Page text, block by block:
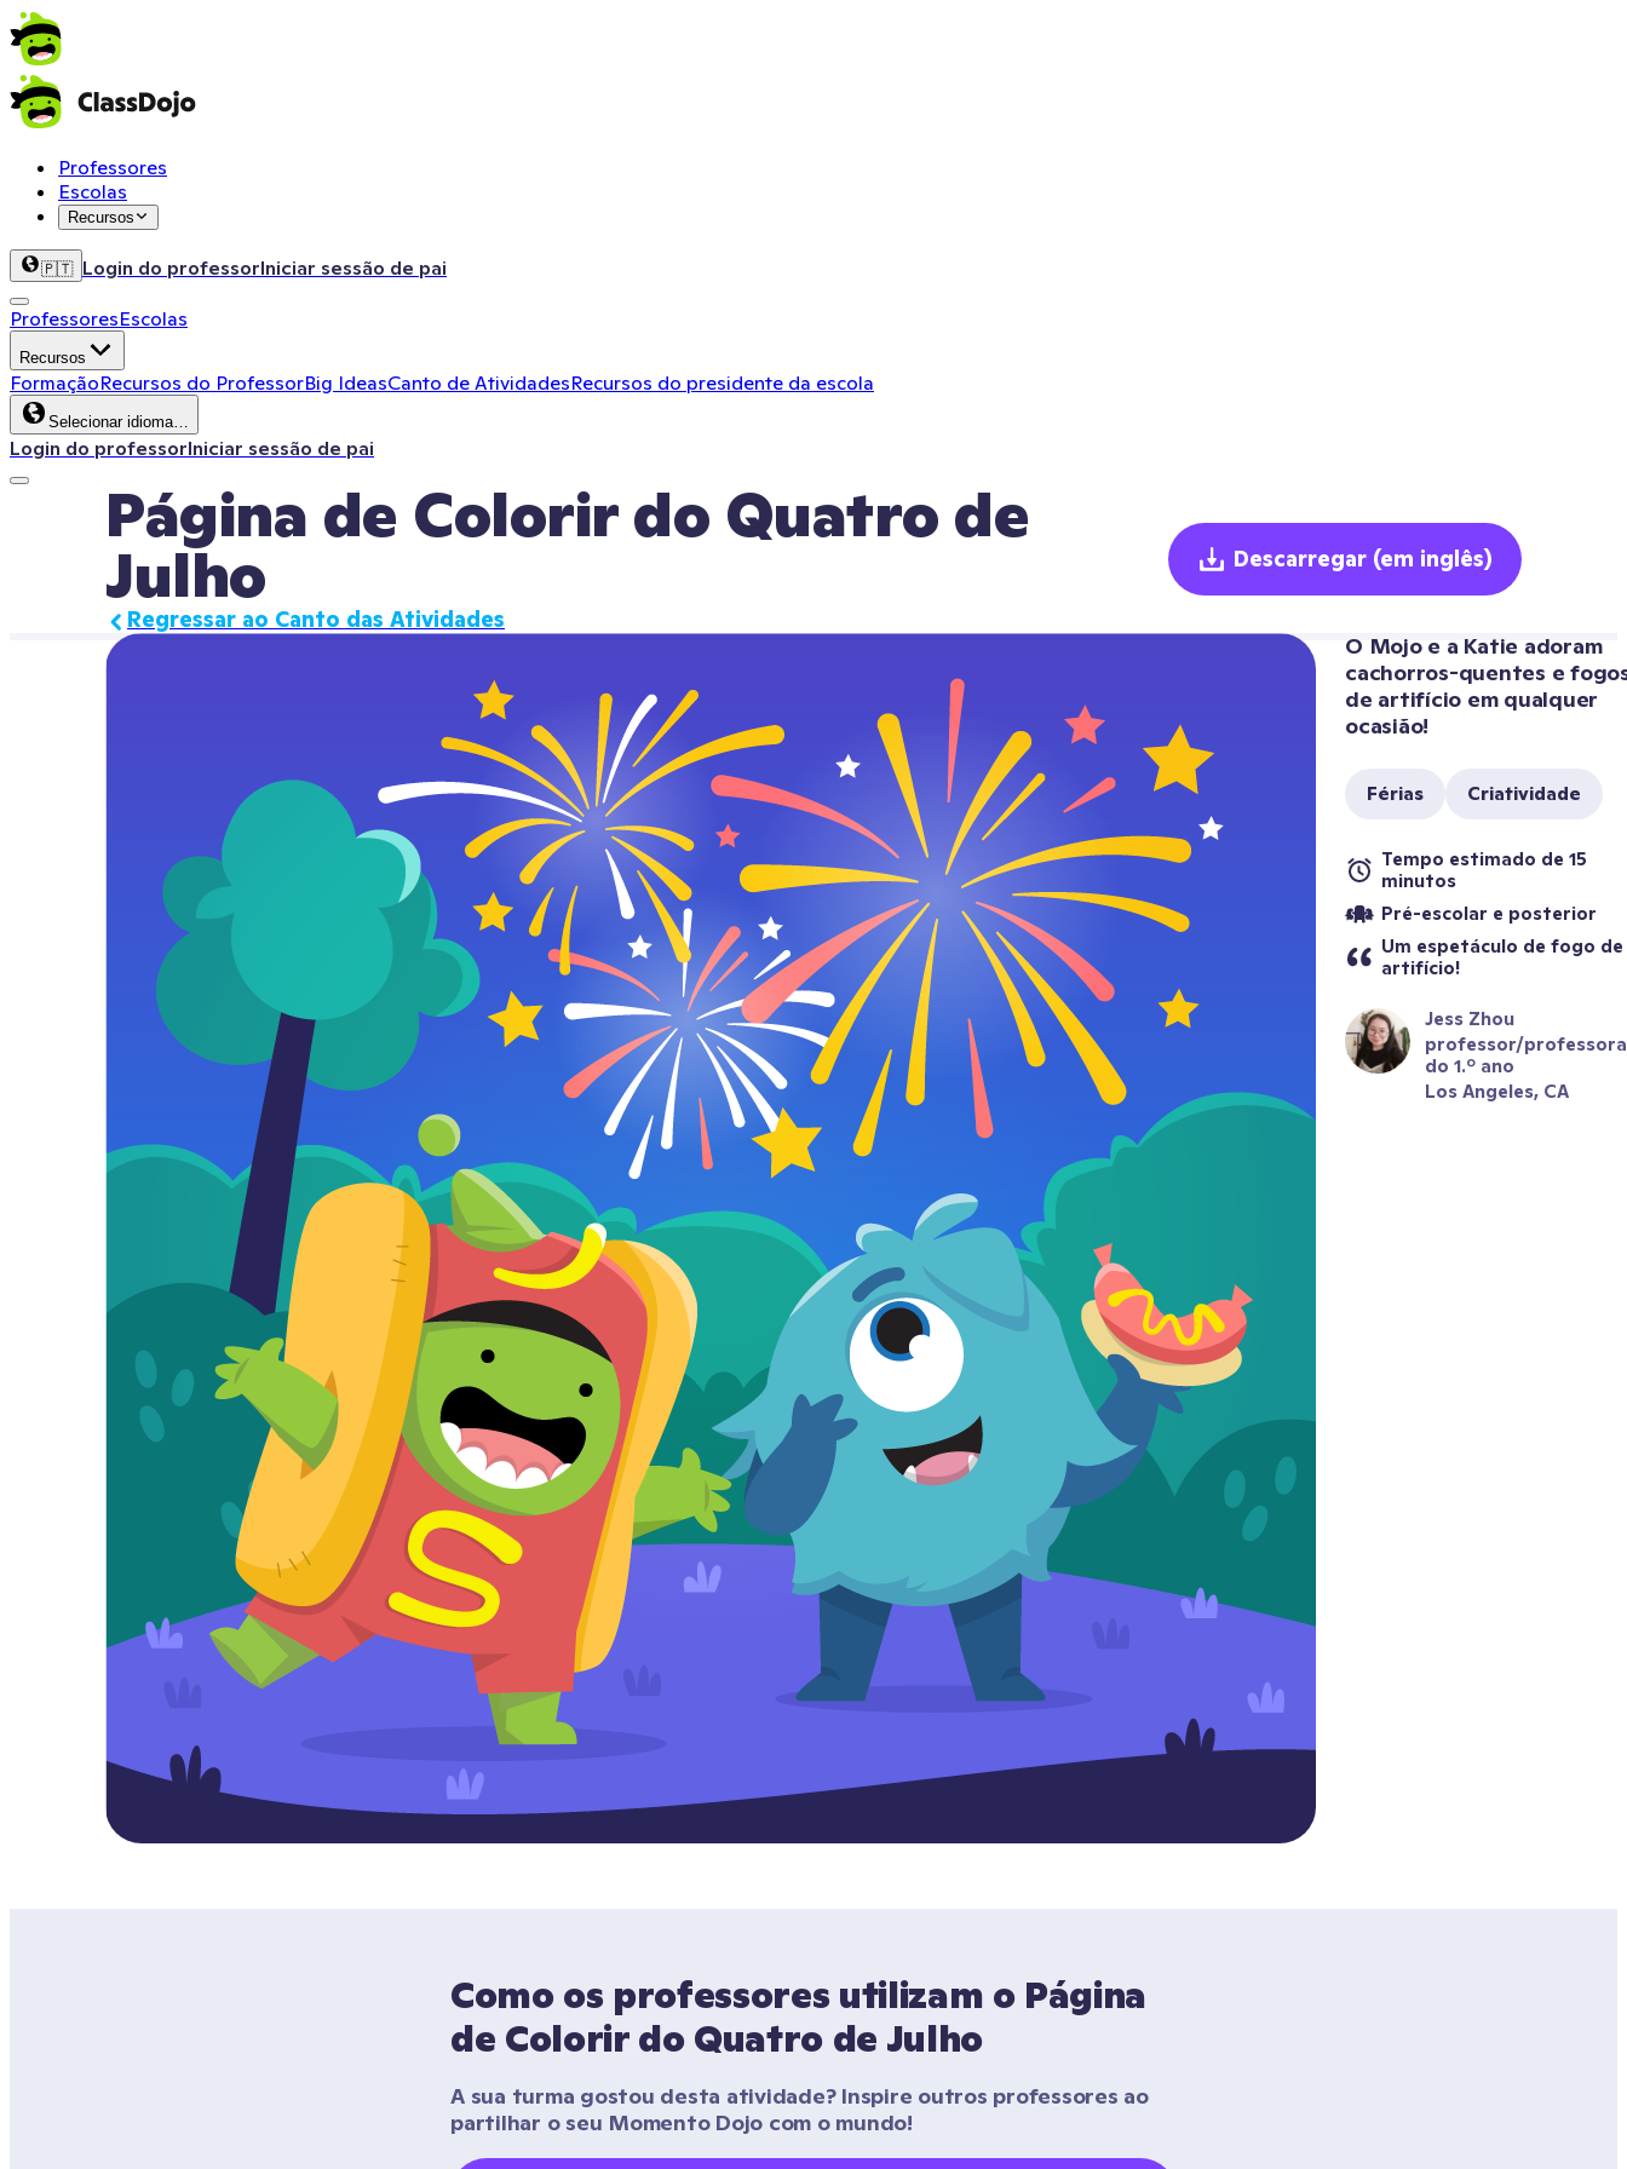
Professores
Escolas
Recursos
🇵🇹 Login do professorIniciar sessão de pai
ProfessoresEscolas
Recursos
FormaçãoRecursos do ProfessorBig IdeasCanto de AtividadesRecursos do presidente da escola
Selecionar idioma…
Login do professorIniciar sessão de pai
Página de Colorir do Quatro de
Julho
Regressar ao Canto das Atividades
Descarregar (em inglês)
O Mojo e a Katie adoram
cachorros-quentes e
de artifício em qualquer
ocasião!
Férias Criatividade
Tempo estimado de 15
minutos
Pré-escolar e posterior
Um espetáculo de fogo de
artifício!
Jess Zhou
professor/professora
do 1.º ano
Los Angeles, CA
Como os professores utilizam o Página
de Colorir do Quatro de Julho
A sua turma gostou desta atividade? Inspire outros professores ao
partilhar o seu Momento Dojo com o mundo!